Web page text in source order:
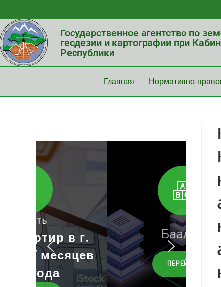
Государственное агентство по
геодезии и картографии при
Республики
Главная Нормативно-
Баалар
ПЕРЕЙТИ